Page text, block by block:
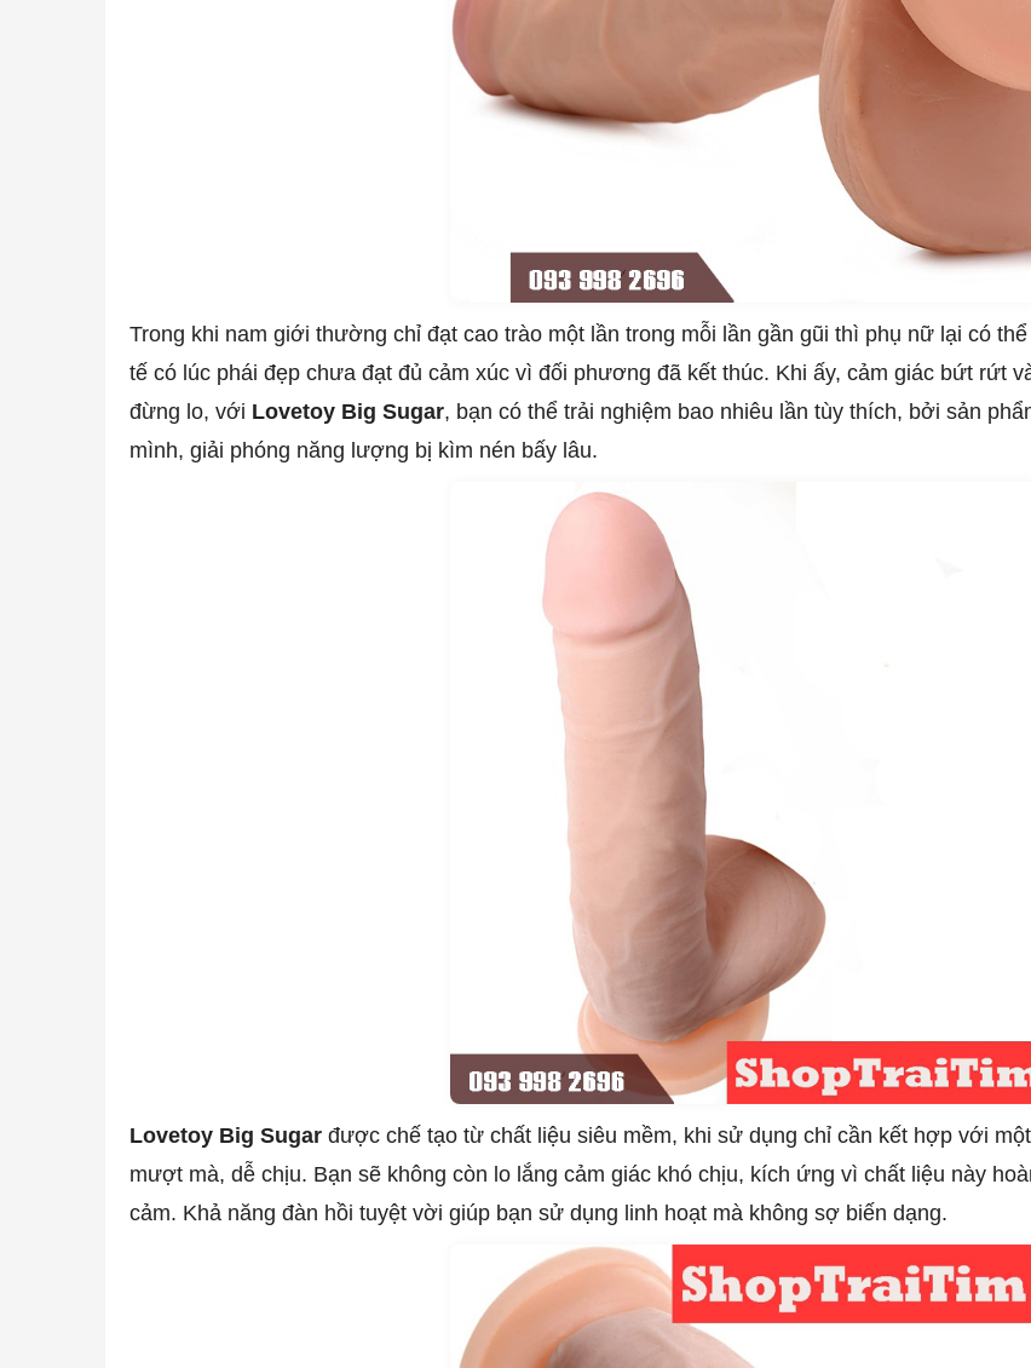
Trong khi nam giới thường chỉ đạt cao trào một lần trong mỗi lần gần gũi thì phụ nữ lại có
tế có lúc phái đẹp chưa đạt đủ cảm xúc vì đối phương đã kết thúc. Khi ấy, cảm giác bứt rứt
đừng lo, với Lovetoy Big Sugar, bạn có thể trải nghiệm bao nhiêu lần tùy thích, bởi sản
mình, giải phóng năng lượng bị kìm nén bấy lâu.
Lovetoy Big Sugar được chế tạo từ chất liệu siêu mềm, khi sử dụng chỉ cần kết hợp với
mượt mà, dễ chịu. Bạn sẽ không còn lo lắng cảm giác khó chịu, kích ứng vì chất liệu này
cảm. Khả năng đàn hồi tuyệt vời giúp bạn sử dụng linh hoạt mà không sợ biến dạng.